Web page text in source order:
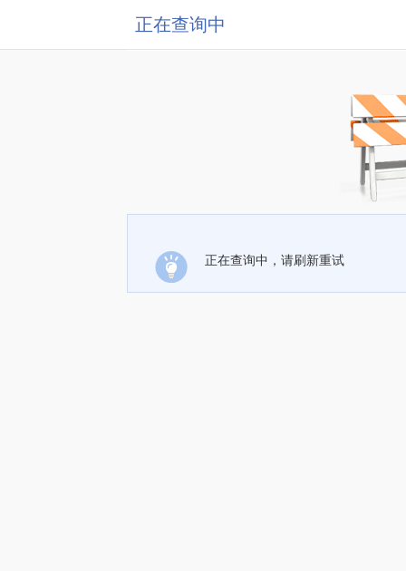
正在查询中
正在查询中，请刷新重试